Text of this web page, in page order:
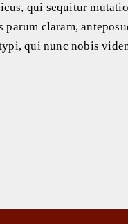
qui sequitur
claram,
qui nunc nobis